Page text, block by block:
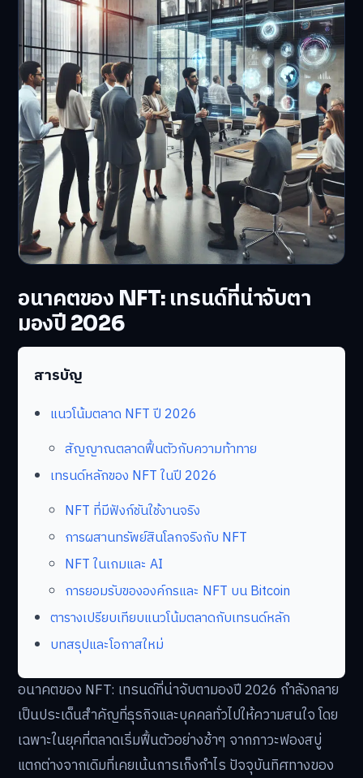
อนาคตของ NFT: เทรนด์ที่น่าจับตา
มองปี 2026
สารบัญ
แนวโน้มตลาด NFT ปี 2026
สัญญาณตลาดฟื้นตัวกับความท้าทาย
เทรนด์หลักของ NFT ในปี 2026
NFT ที่มีฟังก์ชันใช้งานจริง
การผสานทรัพย์สินโลกจริงกับ NFT
NFT ในเกมและ AI
การยอมรับขององค์กรและ NFT บน Bitcoin
ตารางเปรียบเทียบแนวโน้มตลาดกับเทรนด์หลัก
บทสรุปและโอกาสใหม่
อนาคตของ NFT: เทรนด์ที่น่าจับตามองปี 2026 กำลังกลาย
เป็นประเด็นสำคัญที่ธุรกิจและบุคคลทั่วไปให้ความสนใจ โดย
เฉพาะในยุคที่ตลาดเริ่มฟื้นตัวอย่างช้าๆ จากภาวะฟองสบู่
แตกต่างจากเดิมที่เคยเน้นการเก็งกำไร ปัจจุบันทิศทางของ